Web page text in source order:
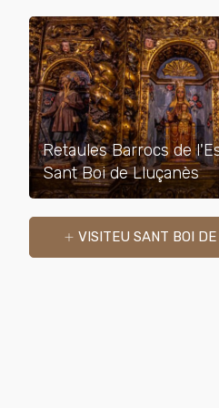
Retaules Barrocs de
Sant Boi de Lluçanès
VISITEU SANT BOI